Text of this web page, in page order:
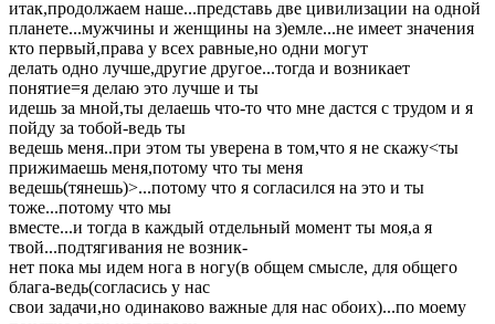
итак,продолжаем наше...представь две цивилизации на одной
планете...мужчины и женщины на з)емле...не имеет значения
кто первый,права у всех равные,но одни могут
делать одно лучше,другие другое...тогда и возникает
понятие=я делаю это лучше и ты
идешь за мной,ты делаешь что-то что мне дастся с трудом и я
пойду за тобой-ведь ты
ведешь меня..при этом ты уверена в том,что я не скажу<ты
прижимаешь меня,потому что ты меня
ведешь(тянешь)>...потому что я согласился на это и ты
тоже...потому что мы
вместе...и тогда в каждый отдельный момент ты моя,а я
твой...подтягивания не возник-
нет пока мы идем нога в ногу(в общем смысле, для общего
блага-ведь(согласись у нас
свои задачи,но одинаково важные для нас обоих)...по моему